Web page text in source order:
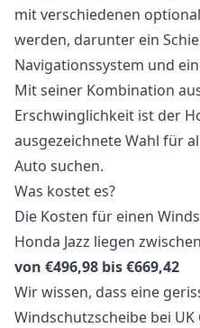
mit verschiedenen
werden, darunter ein
Navigationssystem und
Mit seiner Kombination
Erschwinglichkeit ist der
ausgezeichnete Wahl für
Auto suchen.
Was kostet es?
Die Kosten für einen
Honda Jazz liegen
von €496,98 bis €669,42
Wir wissen, dass eine
Windschutzscheibe bei